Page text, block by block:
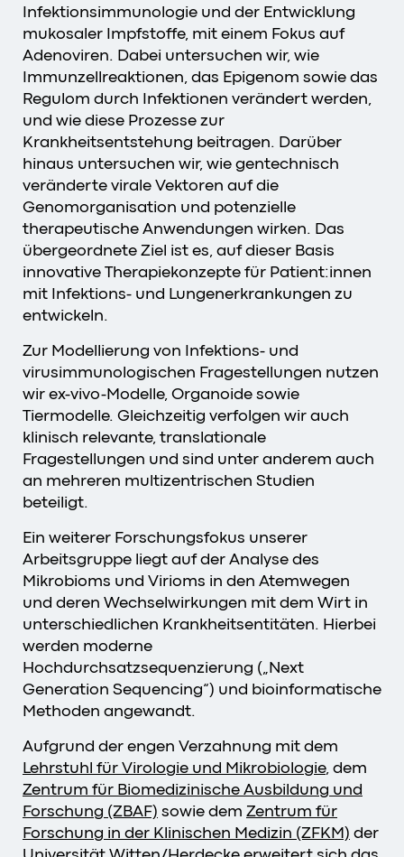
Infektionsimmunologie und der Entwicklung
mukosaler Impfstoffe, mit einem Fokus auf
Adenoviren. Dabei untersuchen wir, wie
Immunzellreaktionen, das Epigenom sowie das
Regulom durch Infektionen verändert werden,
und wie diese Prozesse zur
Krankheitsentstehung beitragen. Darüber
hinaus untersuchen wir, wie gentechnisch
veränderte virale Vektoren auf die
Genomorganisation und potenzielle
therapeutische Anwendungen wirken. Das
übergeordnete Ziel ist es, auf dieser Basis
innovative Therapiekonzepte für Patient:innen
mit Infektions- und Lungenerkrankungen zu
entwickeln.
Zur Modellierung von Infektions- und
virusimmunologischen Fragestellungen nutzen
wir ex-vivo-Modelle, Organoide sowie
Tiermodelle. Gleichzeitig verfolgen wir auch
klinisch relevante, translationale
Fragestellungen und sind unter anderem auch
an mehreren multizentrischen Studien
beteiligt.
Ein weiterer Forschungsfokus unserer
Arbeitsgruppe liegt auf der Analyse des
Mikrobioms und Virioms in den Atemwegen
und deren Wechselwirkungen mit dem Wirt in
unterschiedlichen Krankheitsentitäten. Hierbei
werden moderne
Hochdurchsatzsequenzierung („Next
Generation Sequencing“) und bioinformatische
Methoden angewandt.
Aufgrund der engen Verzahnung mit dem
Lehrstuhl für Virologie und Mikrobiologie, dem
Zentrum für Biomedizinische Ausbildung und
Forschung (ZBAF) sowie dem Zentrum für
Forschung in der Klinischen Medizin (ZFKM) der